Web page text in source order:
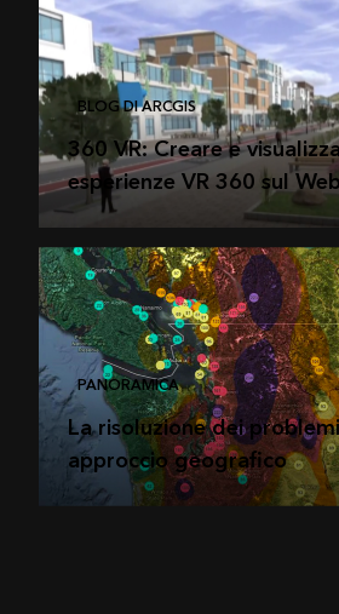
BLOG DI ARCGIS
360 VR: Creare e
esperienze VR 360 sul
PANORAMICA
La risoluzione dei
approccio geografico